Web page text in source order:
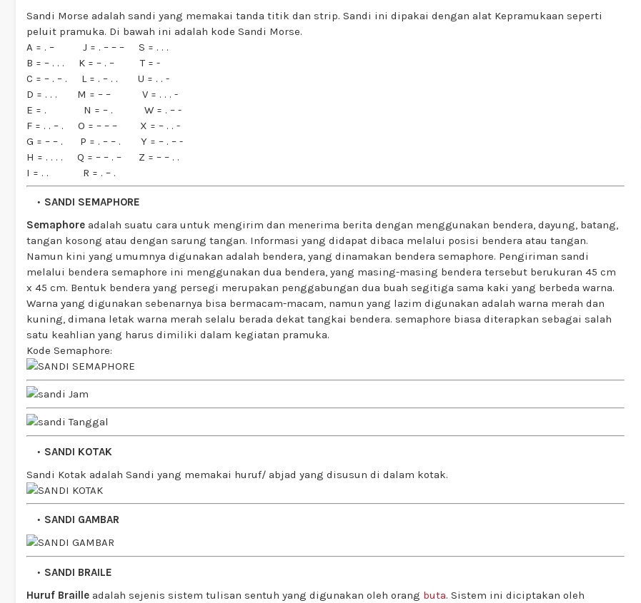
Sandi Morse adalah sandi yang memakai tanda titik dan strip. Sandi ini dipakai dengan alat Kepramukaan seperti
peluit pramuka. Di bawah ini adalah kode Sandi Morse.
A = . – J = . – – – S = . . .
B = – . . . K = – . – T = -
C = – . – . L = . – . . U = . . -
D = . . . M = – – V = . . . -
E = . N = – . W = . – -
F = . . – . O = – – – X = – . . -
G = – – . P = . – – . Y = – . – -
H = . . . . Q = – – . – Z = – – . .
I = . . R = . – .
SANDI SEMAPHORE
Semaphore adalah suatu cara untuk mengirim dan menerima berita dengan menggunakan bendera, dayung, batang,
tangan kosong atau dengan sarung tangan. Informasi yang didapat dibaca melalui posisi bendera atau tangan.
Namun kini yang umumnya digunakan adalah bendera, yang dinamakan bendera semaphore. Pengiriman sandi
melalui bendera semaphore ini menggunakan dua bendera, yang masing-masing bendera tersebut berukuran 45 cm
x 45 cm. Bentuk bendera yang persegi merupakan penggabungan dua buah segitiga sama kaki yang berbeda warna.
Warna yang digunakan sebenarnya bisa bermacam-macam, namun yang lazim digunakan adalah warna merah dan
kuning, dimana letak warna merah selalu berada dekat tangkai bendera. semaphore biasa diterapkan sebagai salah
satu keahlian yang harus dimiliki dalam kegiatan pramuka.
Kode Semaphore:
SANDI KOTAK
Sandi Kotak adalah Sandi yang memakai huruf/ abjad yang disusun di dalam kotak.
SANDI GAMBAR
SANDI BRAILE
Huruf Braille adalah sejenis sistem tulisan sentuh yang digunakan oleh orang buta. Sistem ini diciptakan oleh